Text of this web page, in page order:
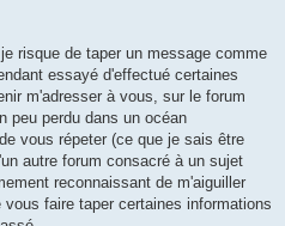
risque de taper un message comme
essayé d'effectué certaines
m'adresser à vous, sur le forum
peu perdu dans un océan
vous répeter (ce que je sais être
autre forum consacré à un sujet
reconnaissant de m'aiguiller
faire taper certaines informations